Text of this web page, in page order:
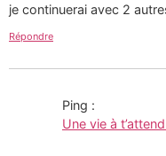
je continuerai avec 2
Répondre
Ping :
Une vie à